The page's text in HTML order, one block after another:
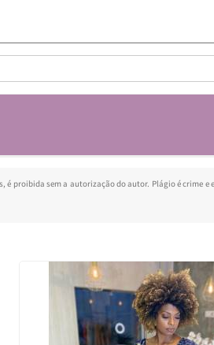
proibida sem a autorização do autor. Plágio é crime e